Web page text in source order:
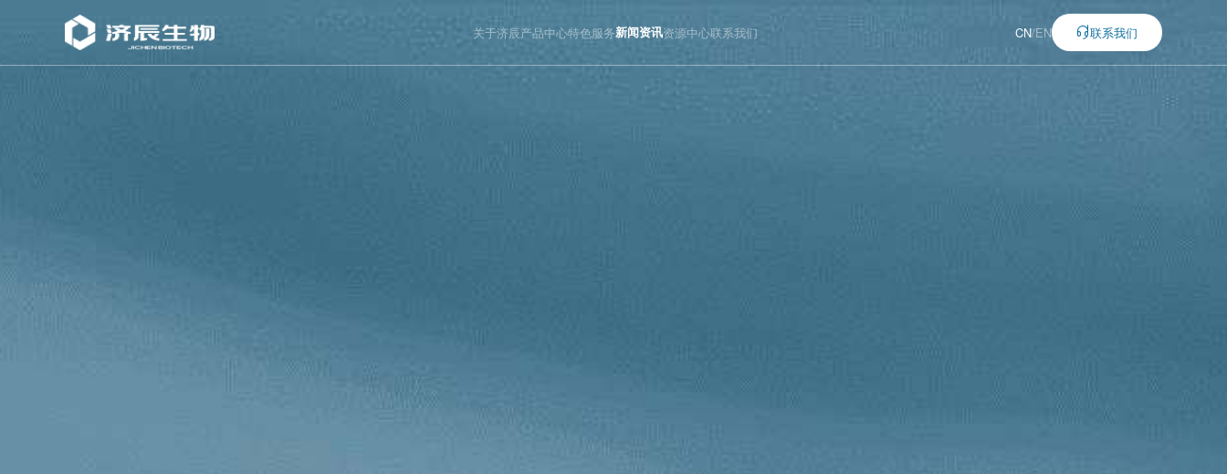
关于济辰产品中心特色服务新闻资讯资源中心联系我们 CN/EN 联系我们